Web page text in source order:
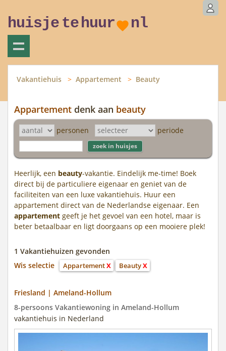
huisje tehuur nl
Vakantiehuis Appartement Beauty
Appartement denk aan beauty
personen periode
Heerlijk, een beauty-vakantie. Eindelijk me-time! Boek
direct bij de particuliere eigenaar en geniet van de
faciliteiten van een luxe vakantiehuis. Huur een
appartement direct van de Nederlandse eigenaar. Een
appartement geeft je het gevoel van een hotel, maar is
beter betaalbaar en ligt doorgaans op een mooiere plek!
1 Vakantiehuizen gevonden
Wis selectie
AppartementX BeautyX
Friesland | Ameland-Hollum
8-persoons Vakantiewoning in Ameland-Hollum
vakantiehuis in Nederland